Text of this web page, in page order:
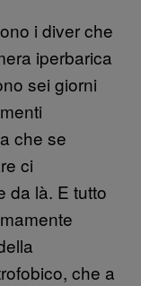
i diver che
iperbarica
sei giorni
che se
ci
da là. E tutto
che a